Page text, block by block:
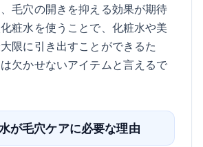
毛穴の開きを抑える効果が期待
粧水を使うことで、化粧水や美
限に引き出すことができるた
欠かせないアイテムと言えるで
が毛穴ケアに必要な理由